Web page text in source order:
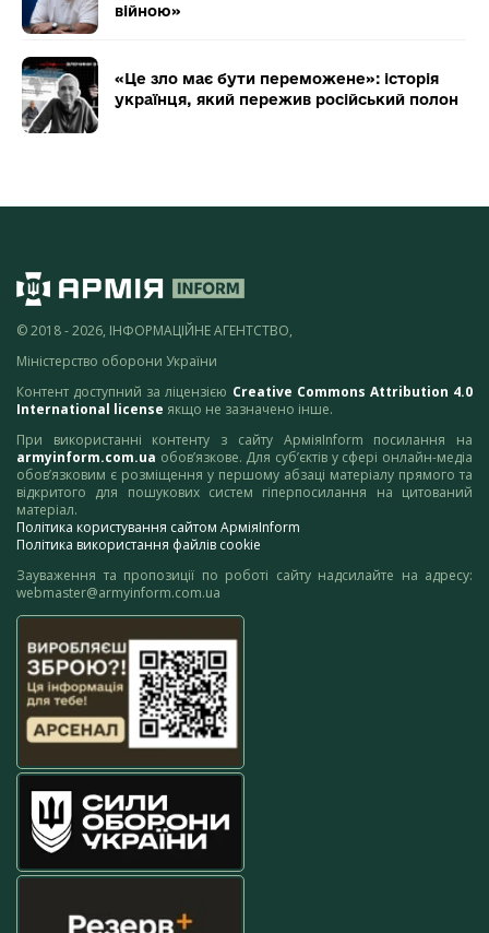
війною»
«Це зло має бути переможене»: історія
українця, який пережив російський полон
© 2018 - 2026, ІНФОРМАЦІЙНЕ АГЕНТСТВО,
Міністерство оборони України
Контент доступний за ліцензією Creative Commons Attribution 4.0
International license якщо не зазначено інше.
При використанні контенту з сайту АрміяInform посилання на
armyinform.com.ua обов’язкове. Для суб’єктів у сфері онлайн-медіа
обов’язковим є розміщення у першому абзаці матеріалу прямого та
відкритого для пошукових систем гіперпосилання на цитований
матеріал.
Політика користування сайтом АрміяInform
Політика використання файлів cookie
Зауваження та пропозиції по роботі сайту надсилайте на адресу:
webmaster@armyinform.com.ua